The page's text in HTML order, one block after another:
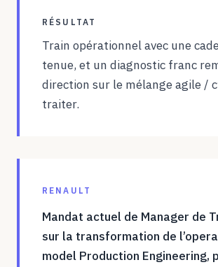
RÉSULTAT
Train opérationnel avec une
tenue, et un diagnostic franc
direction sur le mélange agile /
traiter.
RENAULT
Mandat actuel de Manager de
sur la transformation de
model Production Engineering,